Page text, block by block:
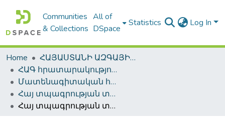
Communities
& Collections
All of
DSpace
Statistics Log In
Home
ՀԱՅԱՍՏԱՆԻ ԱԶԳԱՅԻՆ ԳՐԱԴԱՐԱՆԻ ԹՎԱՅԻՆ ՊԱՀՈՑ / DIGITAL REPOSITORY OF NLA
ՀԱԳ հրատարակություններ / NLA Publications
Մատենագիտական հրատարակություններ / Bibliographic publications
Հայ տպագրության տարեգիրք / Armenian Printing Yearbook
Հայ տպագրության տարեգիրք: Մատենագիտական ցանկ =Летопись армянской печати: Библиографический указатель =Armenian printed publications: Bibliographic list